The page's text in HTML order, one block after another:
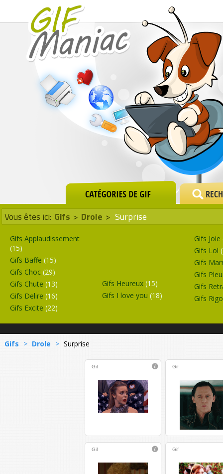
Vous êtes ici: Gifs > Drole > Surprise
Gifs Applaudissement
(15)
Gifs Baffe (15)
Gifs Choc (29)
Gifs Chute (13)
Gifs Delire (16)
Gifs Excite (22)
Gifs Heureux (15)
Gifs I love you (18)
Gifs Joie
Gifs Lol
Gifs
Gifs
Gifs
Gifs
Gifs > Drole > Surprise
Gif Gif
Gif Gif